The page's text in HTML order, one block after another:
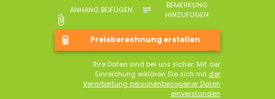
ANHANG BEIFÜGEN
BEMERKUNG
HINZUFÜGEN
Ihre Daten sind bei uns sicher. Mit der
Einreichung erklären Sie sich mit der
Verarbeitung personenbezogener Daten
einverstanden